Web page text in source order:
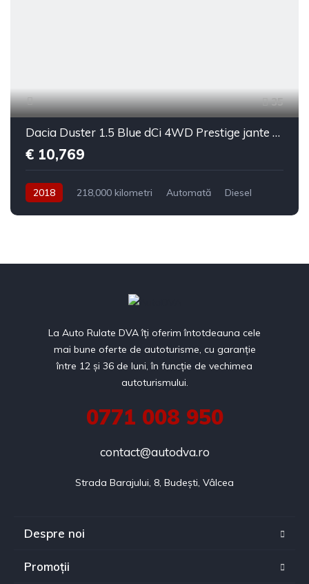
35
Dacia Duster 1.5 Blue dCi 4WD Prestige jante 17"
€ 10,769
2018 218,000 kilometri Automată
Diesel
La Auto Rulate DVA îți oferim întotdeauna cele
mai bune oferte de autoturisme, cu garanție
între 12 și 36 de luni, în funcție de vechimea
autoturismului.
0771 008 950
contact@autodva.ro
Strada Barajului, 8, Budești, Vâlcea
Despre noi
Promoții